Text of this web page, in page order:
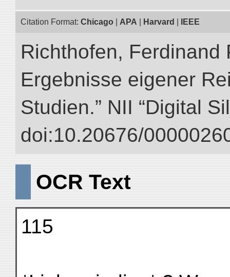
Citation Format: Chicago APA Harvard IEEE
Richthofen, Ferdinand
Ergebnisse eigener
Studien.” NII “Digital
doi:10.20676/
OCR Text
115